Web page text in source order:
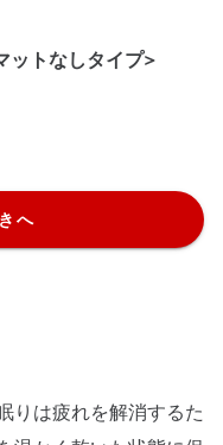
ットなしタイプ>
へ
りは疲れを解消するた